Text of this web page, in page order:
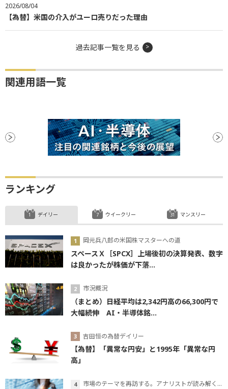
2026/08/04
【為替】米国の介入がユーロ売りだった理由
過去記事一覧を見る
関連用語一覧
ランキング
デイリー
岡元兵八郎の米国株マスターへの道
スペースＸ［SPCX］上場後初の決算発表、数字
は良かったが株価が下落...
市況概況
（まとめ）日経平均は2,342円高の66,300円で
大幅続伸 AI・半導体銘...
吉田恒の為替デイリー
【為替】「異常な円安」と1995年「異常な円
高」
市場のテーマを再訪する。アナリストが読み解くテーマの本質
ウイークリー マンスリー